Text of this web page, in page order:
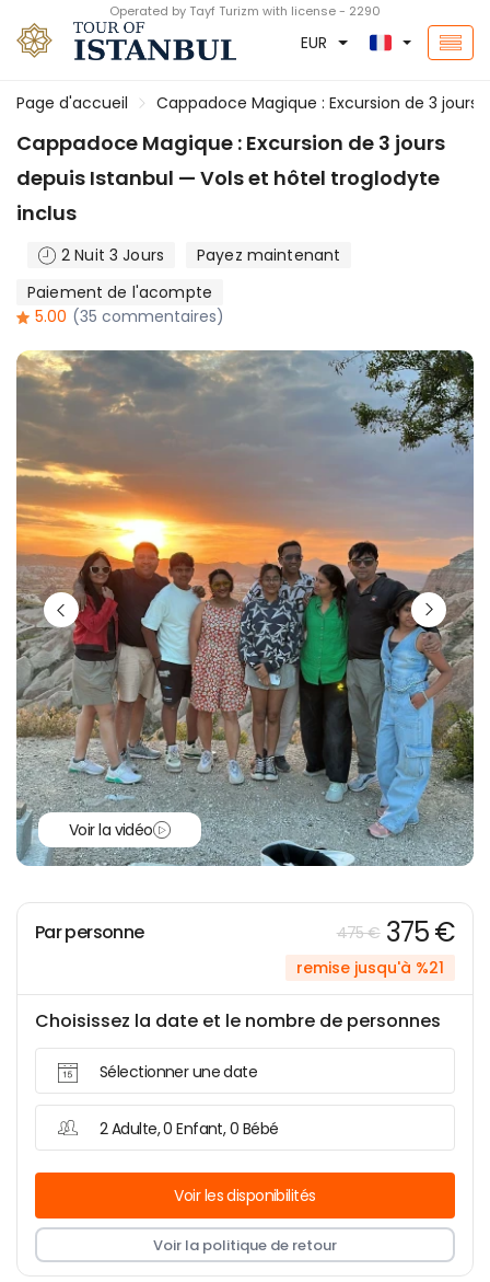
Operated by Tayf Turizm with license - 2290
EUR
Page d'accueil Cappadoce Magique : Excursion de 3
Cappadoce Magique : Excursion de 3 jours
depuis Istanbul — Vols et hôtel troglodyte
inclus
2 Nuit 3 Jours
Payez maintenant
Paiement de l'acompte
5.00 (35 commentaires)
Voir la vidéo
Par personne 475 € 375 €
remise jusqu'à %21
Choisissez la date et le nombre de personnes
Sélectionner une date
2 Adulte, 0 Enfant, 0 Bébé
Voir les disponibilités
Voir la politique de retour